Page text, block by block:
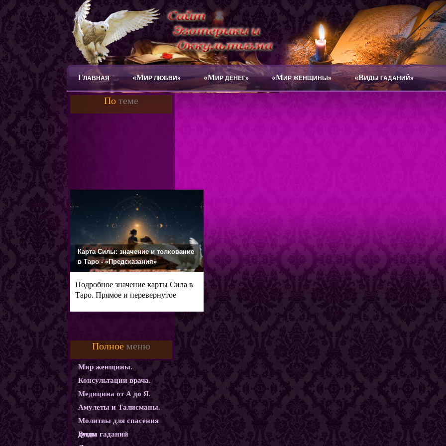
ГЛАВНАЯ «МИР ЛЮБВИ» «МИР ДЕНЕГ» «МИР ЖЕНЩИНЫ» «ВИДЫ ГАДАНИЙ»
По теме
Карта Силы: значение и толкование
в Таро - «Предсказания»
Подробное значение карты Сила в
Таро. Прямое и перевернутое
Полное меню
Мир женщины.
Консультации врача.
Медицина от А до Я.
Амулеты и Талисманы.
Молитвы для спасения
души
Виды гаданий